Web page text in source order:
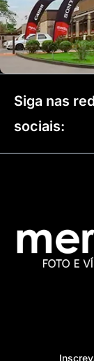
Siga nas
sociais: